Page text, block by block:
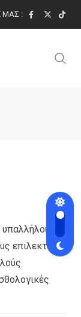
ΜΑΣ :
επιλεκτικές